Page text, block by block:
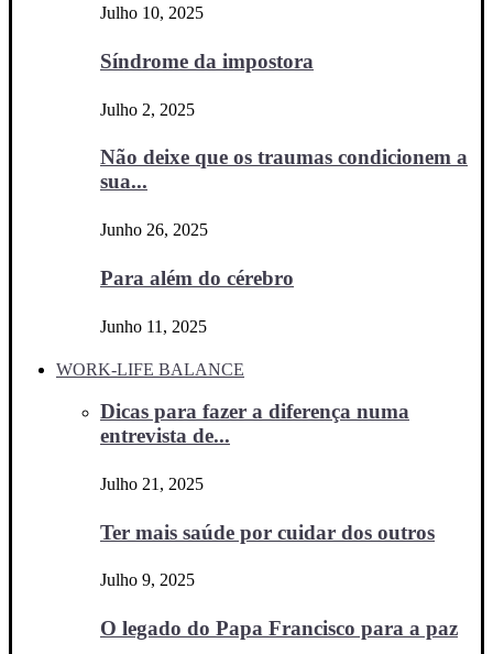
Julho 10, 2025
Síndrome da impostora
Julho 2, 2025
Não deixe que os traumas condicionem a
sua...
Junho 26, 2025
Para além do cérebro
Junho 11, 2025
WORK-LIFE BALANCE
Dicas para fazer a diferença numa
entrevista de...
Julho 21, 2025
Ter mais saúde por cuidar dos outros
Julho 9, 2025
O legado do Papa Francisco para a paz